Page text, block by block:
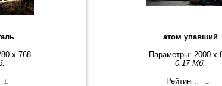
x 768
±
атом упавший
Параметры: 2000 x
0.17 Мб.
Рейтинг:
±